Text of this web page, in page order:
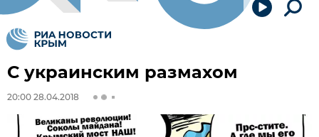
С украинским размахом
20:00 28.04.2018